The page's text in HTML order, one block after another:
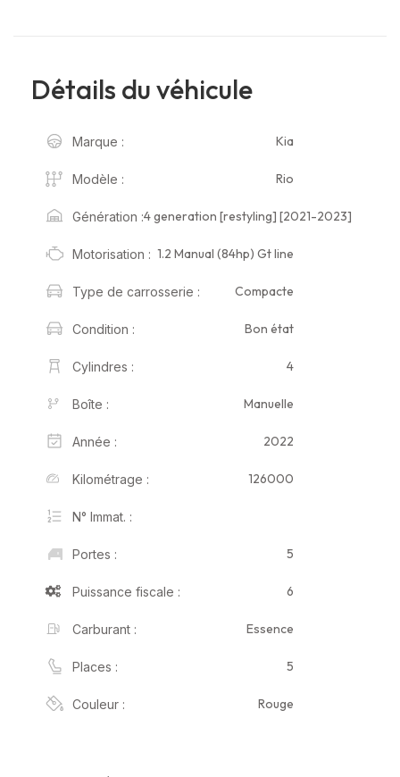
Détails du véhicule
Marque : Kia
Modèle : Rio
Génération :4 generation [restyling] [2021-2023]
Motorisation : 1.2 Manual (84hp) Gt line
Type de carrosserie : Compacte
Condition : Bon état
Cylindres : 4
Boîte : Manuelle
Année : 2022
Kilométrage : 126000
N° Immat. :
Portes : 5
Puissance fiscale : 6
Carburant : Essence
Places : 5
Couleur : Rouge